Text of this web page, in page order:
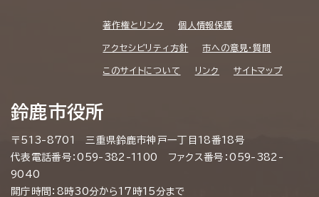
著作権とリンク 個人情報保護
アクセシビリティ方針 市への意見・質問
このサイトについて リンク サイトマップ
鈴鹿市役所
〒513-8701 三重県鈴鹿市神戸一丁目18番18号
代表電話番号：059-382-1100 ファクス番号：059-382-
9040
開庁時間：8時30分から17時15分まで